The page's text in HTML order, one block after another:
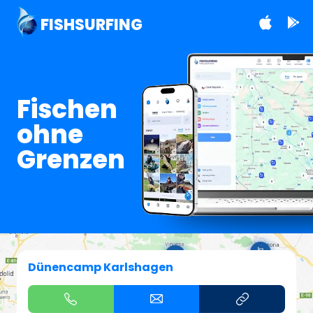
FISHSURFING
Fischen
ohne
Grenzen
Dünencamp Karlshagen